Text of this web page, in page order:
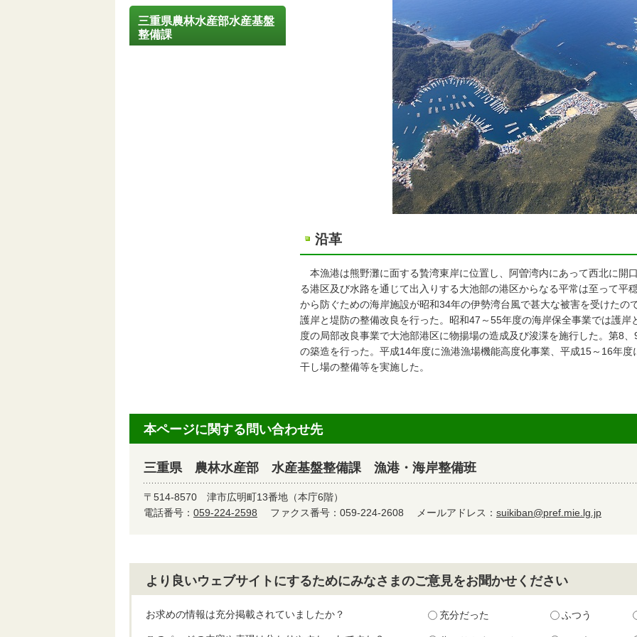
沿革
本漁港は熊野灘に面する贄湾東岸に位置し、阿曽湾内にあって西北に開
る港区及び水路を通じて出入りする大池部の港区からなる平常は至って平
から防ぐための海岸施設が昭和34年の伊勢湾台風で甚大な被害を受けたの
護岸と堤防の整備改良を行った。昭和47～55年度の海岸保全事業では護
度の局部改良事業で大池部港区に物揚場の造成及び浚渫を施行した。第8
の築造を行った。平成14年度に漁港漁場機能高度化事業、平成15～16年
干し場の整備等を実施した。
三重県農林水産部水産基盤
整備課
本ページに関する問い合わせ先
三重県 農林水産部 水産基盤整備課 漁港・海岸整備班
〒514-8570 津市広明町13番地（本庁6階）
電話番号： 059-224-2598 ファクス番号：059-224-2608 メールアドレス： suikiban@pref.mie.lg.jp
より良いウェブサイトにするためにみなさまのご意見をお聞かせください
お求めの情報は充分掲載されていましたか？ 充分だった ふつう